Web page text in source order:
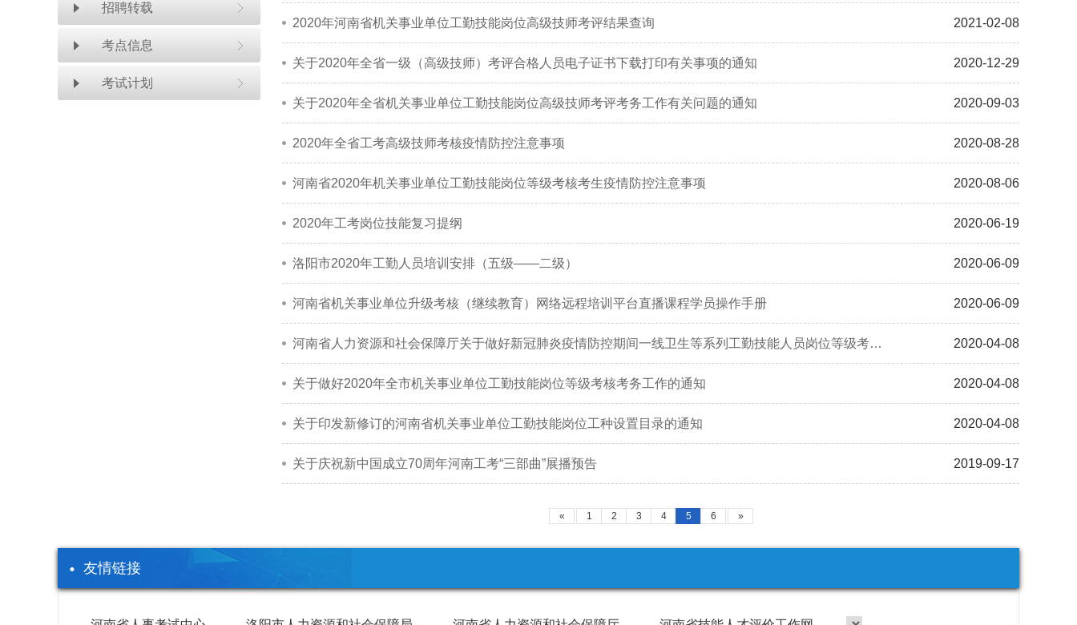
招聘转载
考点信息
考试计划
2020年河南省机关事业单位工勤技能岗位高级技师考评结果查询 2021-02-08
关于2020年全省一级（高级技师）考评合格人员电子证书下载打印有关事项的通知 2020-12-29
关于2020年全省机关事业单位工勤技能岗位高级技师考评考务工作有关问题的通知 2020-09-03
2020年全省工考高级技师考核疫情防控注意事项 2020-08-28
河南省2020年机关事业单位工勤技能岗位等级考核考生疫情防控注意事项 2020-08-06
2020年工考岗位技能复习提纲 2020-06-19
洛阳市2020年工勤人员培训安排（五级——二级） 2020-06-09
河南省机关事业单位升级考核（继续教育）网络远程培训平台直播课程学员操作手册 2020-06-09
河南省人力资源和社会保障厅关于做好新冠肺炎疫情防控期间一线卫生等系列工勤技能人员岗位等级考核工作的通知 2020-04-08
关于做好2020年全市机关事业单位工勤技能岗位等级考核考务工作的通知 2020-04-08
关于印发新修订的河南省机关事业单位工勤技能岗位工种设置目录的通知 2020-04-08
关于庆祝新中国成立70周年河南工考“三部曲”展播预告 2019-09-17
« 1 2 3 4 5 6 »
友情链接